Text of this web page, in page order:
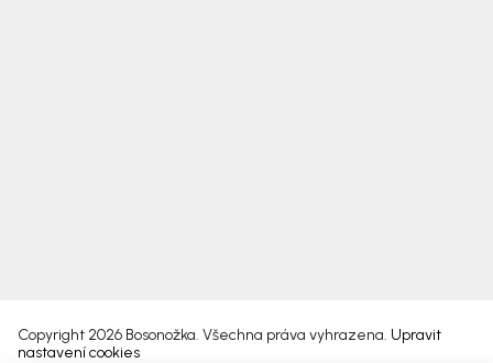
Copyright 2026 Bosonožka. Všechna práva vyhrazena. Upravit
nastavení cookies